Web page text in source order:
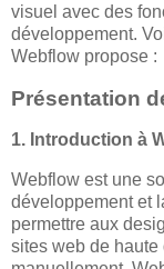
visuel avec des
développement.
Webflow propose :
Présentation
1. Introduction à
Webflow est une
développement et
permettre aux
sites web de